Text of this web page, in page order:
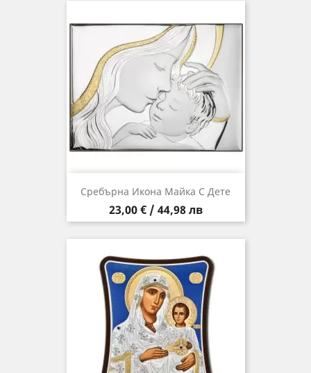
Сребърна Икона Майка С Дете
Цена
23,00 € / 44,98 лв